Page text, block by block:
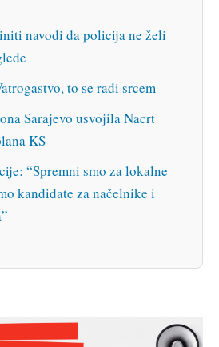
navodi da policija ne želi
to se radi srcem
Sarajevo usvojila Nacrt
KS
“Spremni smo za lokalne
kandidate za načelnike i